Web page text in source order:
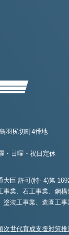
羽尻切町4番地
・日曜・祝日定休
大臣 許可(特- 4)第
事業、石工事業、鋼
塗装工事業、造園工
次世代育成支援対策推